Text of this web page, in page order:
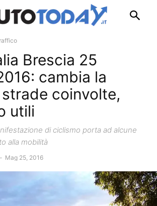
Brescia 25
cambia la
coinvolte,
utili
di ciclismo porta ad alcune
alla mobilità
- Mag 25, 2016